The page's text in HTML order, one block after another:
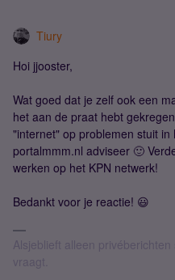
Tiury
Hoi jjooster,
Wat goed dat je zelf ook een
het aan de praat hebt
"internet" op problemen stuit
portalmmm.nl adviseer 🙂
werken op het KPN netwerk!
Bedankt voor je reactie! 😃
Alsjeblieft alleen
vraagt.